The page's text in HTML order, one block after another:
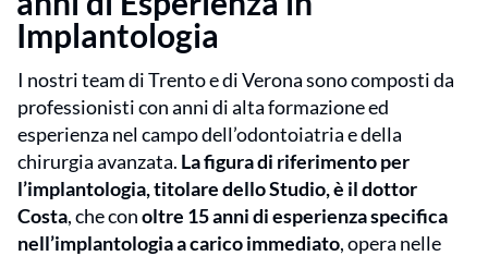
Implantologia
I nostri team di Trento e di Verona sono composti da
professionisti con anni di alta formazione ed
esperienza nel campo dell’odontoiatria e della
chirurgia avanzata. La figura di riferimento per
l’implantologia, titolare dello Studio, è il dottor
Costa, che conoltre 15 anni di esperienza specifica
nell’implantologia a carico immediato, opera nelle